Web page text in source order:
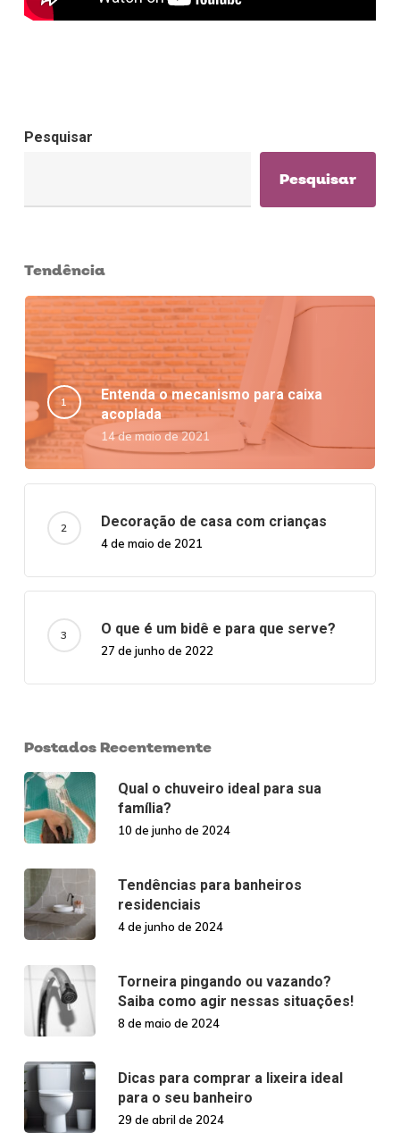
Pesquisar
Pesquisar
Tendência
Entenda o mecanismo para caixa
acoplada
14 de maio de 2021
Decoração de casa com crianças
4 de maio de 2021
O que é um bidê e para que serve?
27 de junho de 2022
Postados Recentemente
Qual o chuveiro ideal para sua
família?
10 de junho de 2024
Tendências para banheiros
residenciais
4 de junho de 2024
Torneira pingando ou vazando?
Saiba como agir nessas situações!
8 de maio de 2024
Dicas para comprar a lixeira ideal
para o seu banheiro
29 de abril de 2024